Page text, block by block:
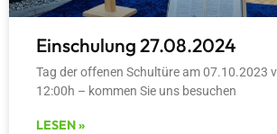
Einschulung 27.08.2024
Tag der offenen Schultüre am 07.10.2023
12:00h – kommen Sie uns besuchen
LESEN »